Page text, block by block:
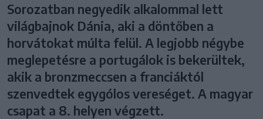
Sorozatban negyedik alkalommal lett
világbajnok Dánia, aki a döntőben a
horvátokat múlta felül. A legjobb négybe
meglepetésre a portugálok is bekerültek,
akik a bronzmeccsen a franciáktól
szenvedtek egygólos vereséget. A magyar
csapat a 8. helyen végzett.